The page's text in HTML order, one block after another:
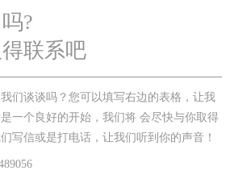
?
联系吧
们谈谈吗？您可以填写右边的表格，让我
一个良好的开始，我们将 会尽快与你取得
写信或是打电话，让我们听到你的声音！